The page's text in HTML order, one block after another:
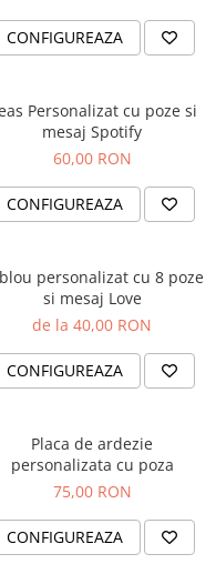
CONFIGUREAZA
Personalizat cu poze si
mesaj Spotify
60,00 RON
CONFIGUREAZA
personalizat cu 8 poze
si mesaj Love
de la 40,00 RON
CONFIGUREAZA
Placa de ardezie
personalizata cu poza
75,00 RON
CONFIGUREAZA